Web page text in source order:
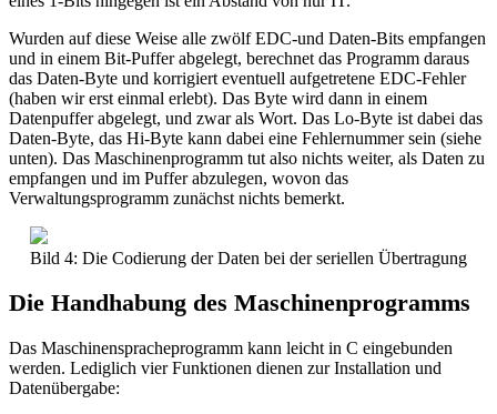
Wurden auf diese Weise alle zwölf EDC-und Daten-Bits empfangen
und in einem Bit-Puffer abgelegt, berechnet das Programm daraus
das Daten-Byte und korrigiert eventuell aufgetretene EDC-Fehler
(haben wir erst einmal erlebt). Das Byte wird dann in einem
Datenpuffer abgelegt, und zwar als Wort. Das Lo-Byte ist dabei das
Daten-Byte, das Hi-Byte kann dabei eine Fehlernummer sein (siehe
unten). Das Maschinenprogramm tut also nichts weiter, als Daten zu
empfangen und im Puffer abzulegen, wovon das
Verwaltungsprogramm zunächst nichts bemerkt.
Bild 4: Die Codierung der Daten bei der seriellen Übertragung
Die Handhabung des Maschinenprogramms
Das Maschinenspracheprogramm kann leicht in C eingebunden
werden. Lediglich vier Funktionen dienen zur Installation und
Datenübergabe: